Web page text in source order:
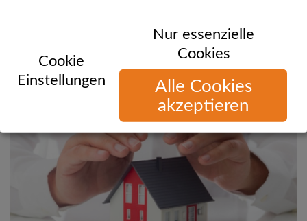
Cookie
Einstellungen
Nur essenzielle
Cookies
Alle Cookies
akzeptieren